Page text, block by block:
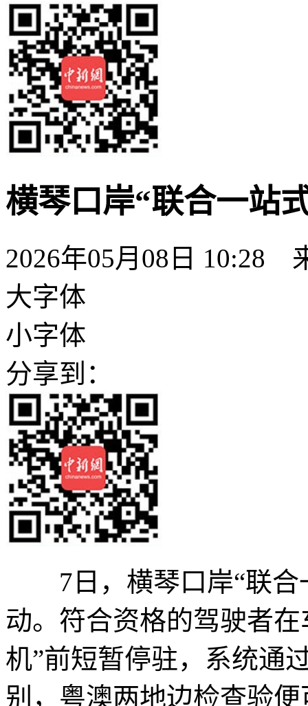
横琴口岸“联合一站
2026年05月08日 10:28
大字体
小字体
分享到：
7日，横琴口岸“联合
动。符合资格的驾驶者
机”前短暂停驻，系统通
别，粤澳两地边检查验便